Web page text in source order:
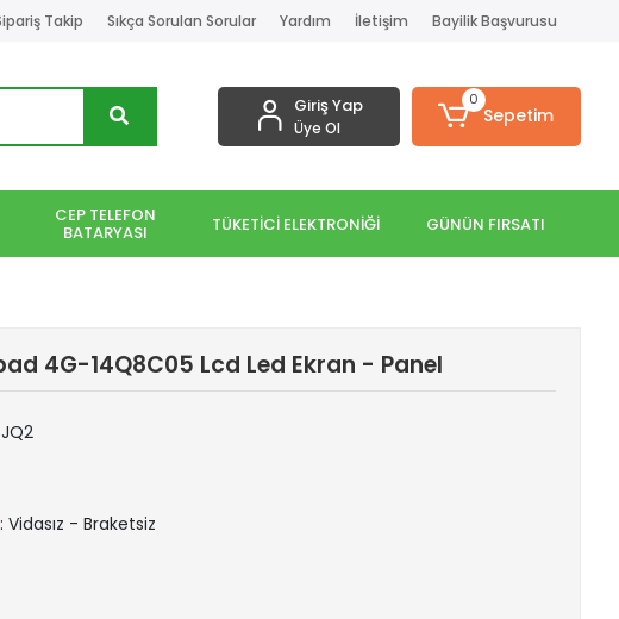
Takip Sıkça Sorulan Sorular Yardım İletişim Bayilik Başvurusu
Giriş Yap
Üye Ol
0
Sepetim
CEP TELEFON
BATARYASI TÜKETİCİ ELEKTRONİĞİ GÜNÜN FIRSATI
4G-14Q8C05 Lcd Led Ekran - Panel
- Braketsiz